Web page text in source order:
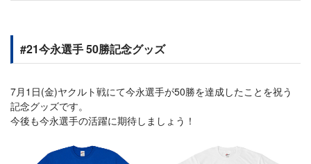
#21今永選手 50勝記念グッズ
7月1日(金)ヤクルト戦にて今永選手が50勝を達成したことを祝う
記念グッズです。
今後も今永選手の活躍に期待しましょう！